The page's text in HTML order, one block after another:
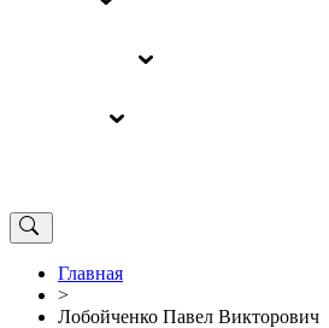
Главная
>
Лобойченко Павел Викторович